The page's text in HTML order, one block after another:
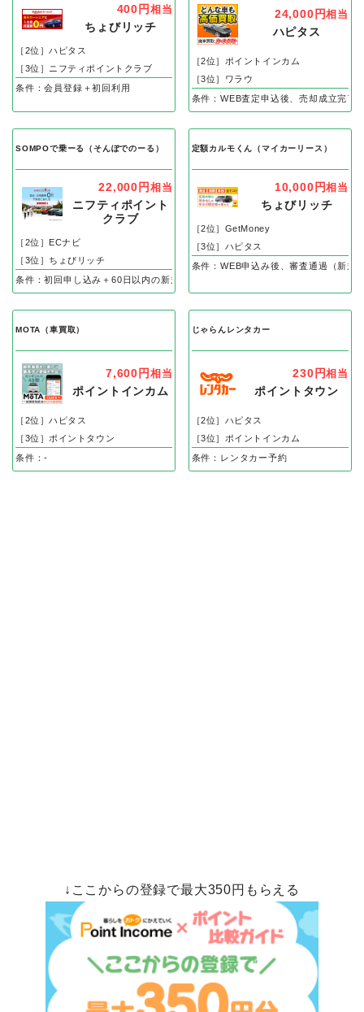
400円 相当
ちょびリッチ
［2位］ハピタス
［3位］ニフティポイントクラブ
条件：会員登録＋初回利用
24,000円相当
ハピタス
［2位］ポイントインカム
［3位］ワラウ
条件：WEB査定申込後、売却成立完了
SOMPOで乗ーる（そんぽでのーる）
22,000円 相当
ニフティポイント
クラブ
［2位］ECナビ
［3位］ちょびリッチ
条件：初回申し込み＋60日以内の新規契約完了
定額カルモくん（マイカーリース）
10,000円相当
ちょびリッチ
［2位］GetMoney
［3位］ハピタス
条件：WEB申込み後、審査通過（新規
MOTA（車買取）
7,600円 相当
ポイントインカム
［2位］ハピタス
［3位］ポイントタウン
条件：-
じゃらんレンタカー
230円相当
ポイントタウン
［2位］ハピタス
［3位］ポイントインカム
条件：レンタカー予約
↓ここからの登録で最大350円もらえる